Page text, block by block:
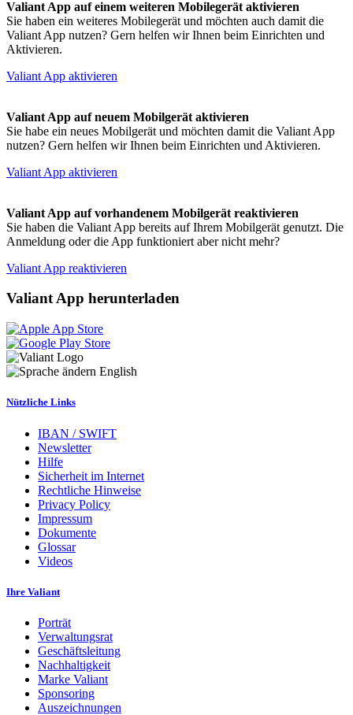
Valiant App auf einem weiteren Mobilegerät aktivieren
Sie haben ein weiteres Mobilegerät und möchten auch damit die
Valiant App nutzen? Gern helfen wir Ihnen beim Einrichten und
Aktivieren.
Valiant App aktivieren
Valiant App auf neuem Mobilgerät aktivieren
Sie habe ein neues Mobilgerät und möchten damit die Valiant App
nutzen? Gern helfen wir Ihnen beim Einrichten und Aktivieren.
Valiant App aktivieren
Valiant App auf vorhandenem Mobilgerät reaktivieren
Sie haben die Valiant App bereits auf Ihrem Mobilgerät genutzt. Die
Anmeldung oder die App funktioniert aber nicht mehr?
Valiant App reaktivieren
Valiant App herunterladen
English
Nützliche Links
IBAN / SWIFT
Newsletter
Hilfe
Sicherheit im Internet
Rechtliche Hinweise
Privacy Policy
Impressum
Dokumente
Glossar
Videos
Ihre Valiant
Porträt
Verwaltungsrat
Geschäftsleitung
Nachhaltigkeit
Marke Valiant
Sponsoring
Auszeichnungen